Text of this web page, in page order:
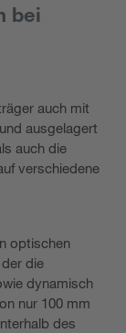
bei
auch mit
ausgelagert
auch die
verschiedene
optischen
die
dynamisch
nur 100 mm
des